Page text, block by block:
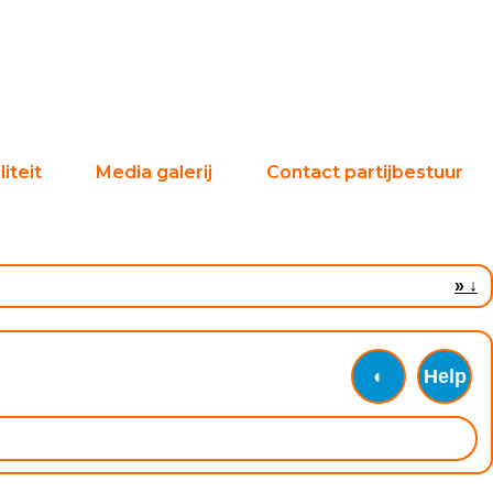
Media galerij Contact partijbestuur
» ↓
◐ Help